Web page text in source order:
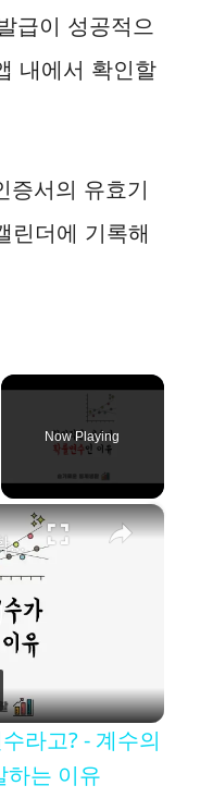
급이 성공적으
내에서 확인할
증서의 유효기
린더에 기록해
Now Playing
×
회귀직선 계수가 확률변수라고? - 계수의 신뢰구간? p-value?를 말하는 이유
라고? - 계수의
하는 이유